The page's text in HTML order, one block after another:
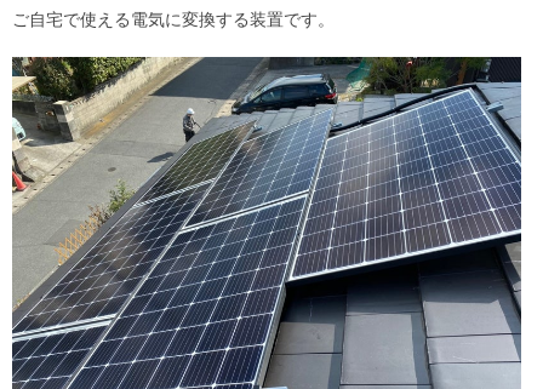
ご自宅で使える電気に変換する装置です。